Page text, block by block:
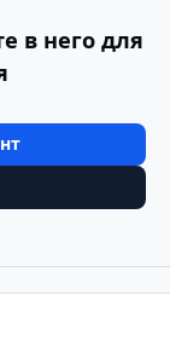
в него для